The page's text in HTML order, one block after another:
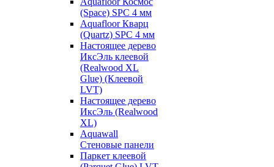
(Space) SPC 4 мм
Aquafloor Кварц
(Quartz) SPC 4 мм
Настоящее дерево
ИксЭль клеевой
(Realwood XL
Glue) (Клеевой
LVT)
Настоящее дерево
ИксЭль (Realwood
XL)
Aquawall
Стеновые панели
Паркет клеевой